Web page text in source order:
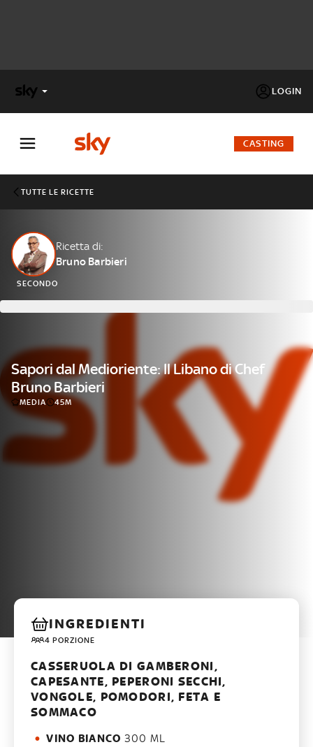
LOGIN
FACTOR
Cos’altro vedere:
PROGRAMMI SKY
Un mondo di offerte:
SKY.IT
NOW
CASTING
TUTTE LE RICETTE
Ricetta di:
Bruno Barbieri
SECONDO
Sapori dal Medioriente: Il Libano di Chef
Bruno Barbieri
MEDIA 45M
INGREDIENTI
4 PORZIONE
CASSERUOLA DI GAMBERONI,
CAPESANTE, PEPERONI SECCHI,
VONGOLE, POMODORI, FETA E
SOMMACO
VINO BIANCO 300 ML